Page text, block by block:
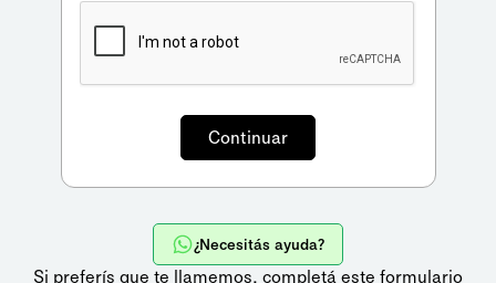
¿Necesitás ayuda?
Si preferís que te llamemos, completá este formulario